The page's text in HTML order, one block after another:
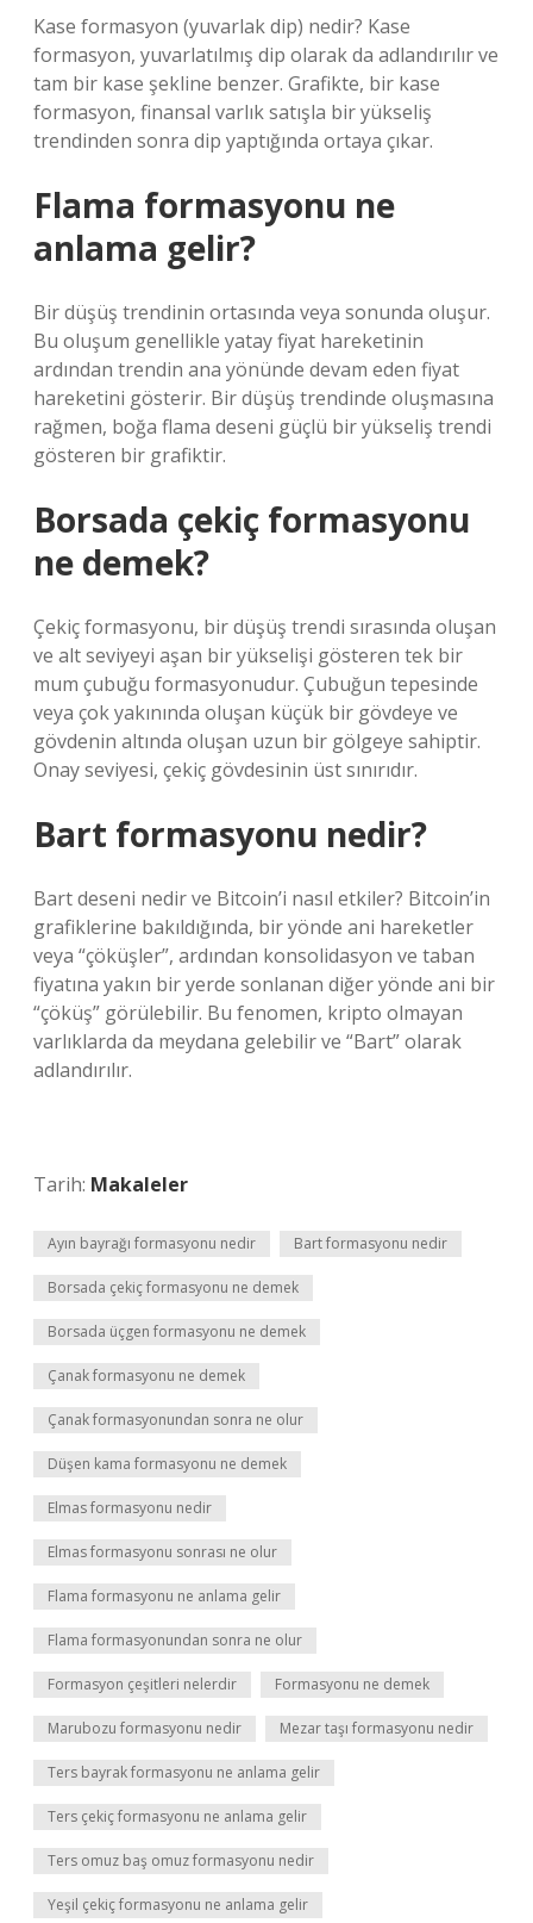
Kase formasyon (yuvarlak dip) nedir? Kase
formasyon, yuvarlatılmış dip olarak da adlandırılır ve
tam bir kase şekline benzer. Grafikte, bir kase
formasyon, finansal varlık satışla bir yükseliş
trendinden sonra dip yaptığında ortaya çıkar.
Flama formasyonu ne
anlama gelir?
Bir düşüş trendinin ortasında veya sonunda oluşur.
Bu oluşum genellikle yatay fiyat hareketinin
ardından trendin ana yönünde devam eden fiyat
hareketini gösterir. Bir düşüş trendinde oluşmasına
rağmen, boğa flama deseni güçlü bir yükseliş trendi
gösteren bir grafiktir.
Borsada çekiç formasyonu
ne demek?
Çekiç formasyonu, bir düşüş trendi sırasında oluşan
ve alt seviyeyi aşan bir yükselişi gösteren tek bir
mum çubuğu formasyonudur. Çubuğun tepesinde
veya çok yakınında oluşan küçük bir gövdeye ve
gövdenin altında oluşan uzun bir gölgeye sahiptir.
Onay seviyesi, çekiç gövdesinin üst sınırıdır.
Bart formasyonu nedir?
Bart deseni nedir ve Bitcoin’i nasıl etkiler? Bitcoin’in
grafiklerine bakıldığında, bir yönde ani hareketler
veya “çöküşler”, ardından konsolidasyon ve taban
fiyatına yakın bir yerde sonlanan diğer yönde ani bir
“çöküş” görülebilir. Bu fenomen, kripto olmayan
varlıklarda da meydana gelebilir ve “Bart” olarak
adlandırılır.
Tarih: Makaleler
Ayın bayrağı formasyonu nedir Bart formasyonu nedir
Borsada çekiç formasyonu ne demek
Borsada üçgen formasyonu ne demek
Çanak formasyonu ne demek
Çanak formasyonundan sonra ne olur
Düşen kama formasyonu ne demek
Elmas formasyonu nedir
Elmas formasyonu sonrası ne olur
Flama formasyonu ne anlama gelir
Flama formasyonundan sonra ne olur
Formasyon çeşitleri nelerdir Formasyonu ne demek
Marubozu formasyonu nedir Mezar taşı formasyonu nedir
Ters bayrak formasyonu ne anlama gelir
Ters çekiç formasyonu ne anlama gelir
Ters omuz baş omuz formasyonu nedir
Yeşil çekiç formasyonu ne anlama gelir